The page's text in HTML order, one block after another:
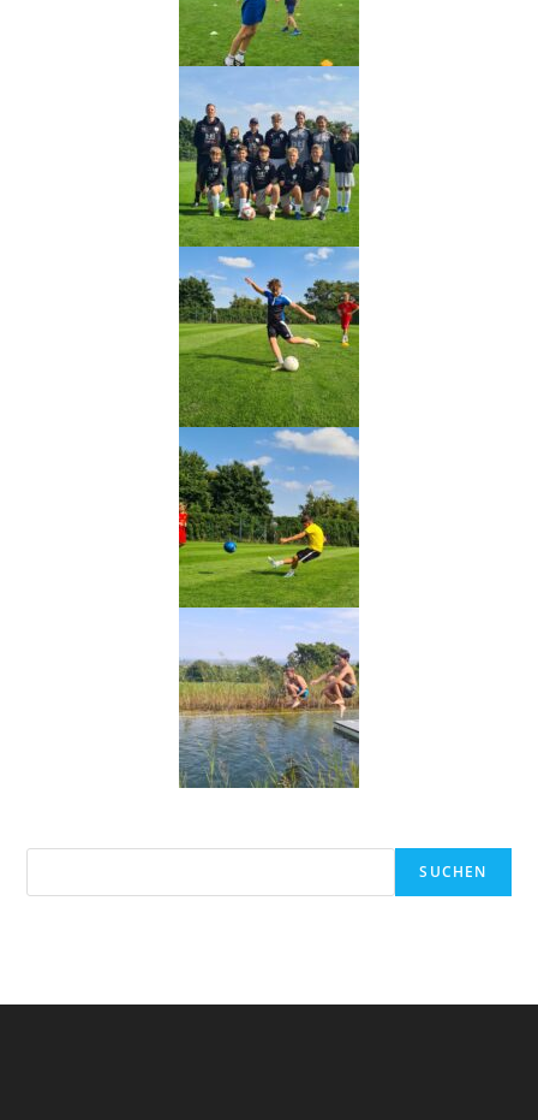
SUCHEN